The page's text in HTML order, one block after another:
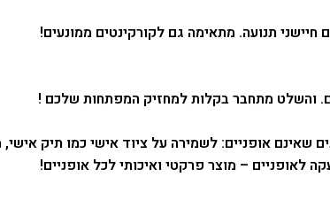
תנועה. מתאימה גם לקורקינטים ממונעים!
והשלט מתחבר בקלות למחזיק המפתחות שלכם !
שאינם אופניים: לשמירה על ציוד אישי כמו תיק
לאופניים – מוצר פרקטי ואיכותי לכל אופניים!